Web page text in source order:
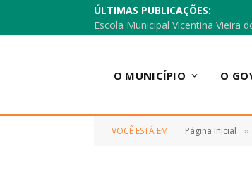
ÚLTIMAS PUBLICAÇÕES:
O MUNICÍPIO O
VOCÊ ESTÁ EM: Página Inicial »